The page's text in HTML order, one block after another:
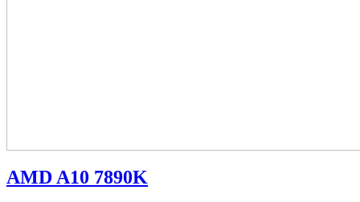
AMD A10 7890K